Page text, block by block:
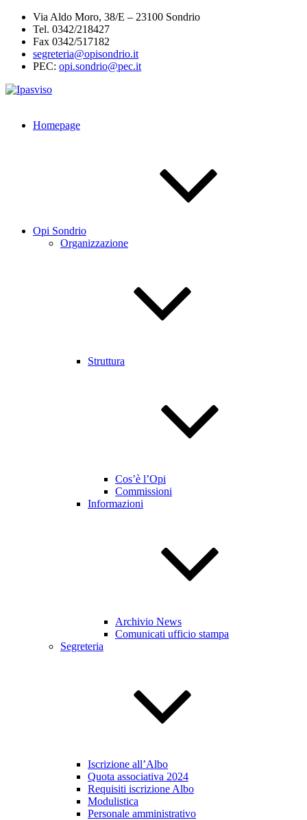
Salta
contenuto
Via Aldo Moro, 38/E – 23100 Sondrio
Tel. 0342/218427
Fax 0342/517182
segreteria@opisondrio.it
PEC: opi.sondrio@pec.it
Homepage
Opi Sondrio
Organizzazione
Struttura
Cos’è l’Opi
Commissioni
Informazioni
Archivio News
Comunicati ufficio stampa
Segreteria
Iscrizione all’Albo
Quota associativa 2024
Requisiti iscrizione Albo
Modulistica
Personale amministrativo